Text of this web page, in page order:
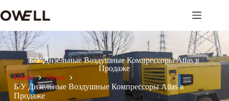
Б/У Дизельные Воздушные Компрессоры Atlas в
Продажe
Home
News
Б/У Дизельные Воздушные Компрессоры Atlas в
Продажe